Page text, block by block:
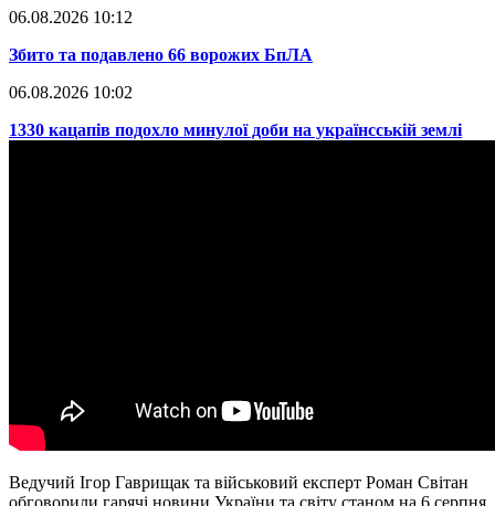
06.08.2026 10:12
​Збито та подавлено 66 ворожих БпЛА
06.08.2026 10:02
​1330 кацапів подохло минулої доби на українсській землі
Ведучий Ігор Гаврищак та військовий експерт Роман Світан